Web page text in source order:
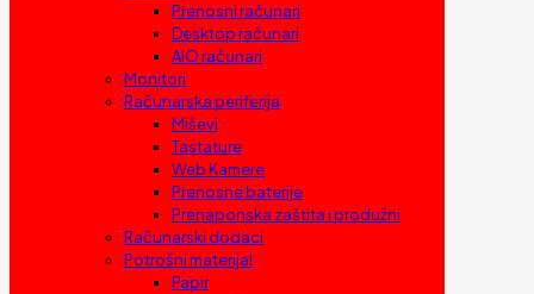
Prenosni računari
Desktop računari
AIO računari
Monitori
Računarska periferija
Miševi
Tastature
Web Kamere
Prenosne baterije
Prenaponska zaštita i produžni
Računarski dodaci
Potrošni materijal
Papir